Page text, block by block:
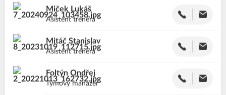
Lukáš
Miček
Asistent trenéra
Stanislav
Mitáč
Asistent trenéra
Ondřej
Foltýn
Týmový manažer